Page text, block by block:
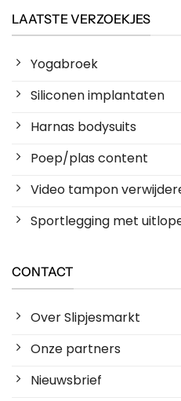
LAATSTE VERZOEKJES
Yogabroek
Siliconen implantaten
Harnas bodysuits
Poep/plas content
Video tampon
Sportlegging met
CONTACT
Over Slipjesmarkt
Onze partners
Nieuwsbrief